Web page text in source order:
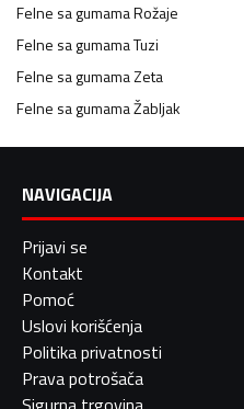
Felne sa gumamaRožaje
Felne sa gumamaTuzi
Felne sa gumamaZeta
Felne sa gumamaŽabljak
NAVIGACIJA
Prijavi se
Kontakt
Pomoć
Uslovi korišćenja
Politika privatnosti
Prava potrošača